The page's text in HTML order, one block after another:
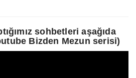
sohbetleri aşağıda
Bizden Mezun serisi)